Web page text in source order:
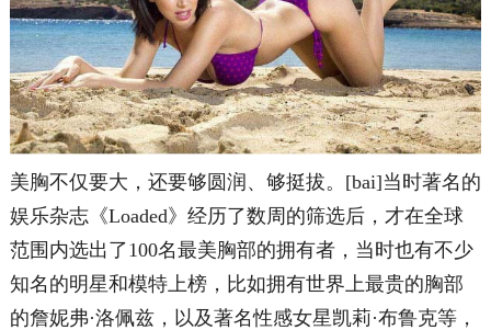
美胸不仅要大，还要够圆润、够挺拔。[bai]当时著名的
娱乐杂志《Loaded》经历了数周的筛选后，才在全球
范围内选出了100名最美胸部的拥有者，当时也有不少
知名的明星和模特上榜，比如拥有世界上最贵的胸部
的詹妮弗·洛佩兹，以及著名性感女星凯莉·布鲁克等，